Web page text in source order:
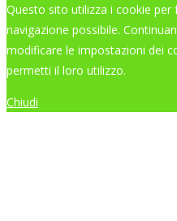
Questo sito utilizza i cookie per
navigazione possibile.
modificare le impostazioni dei
permetti il loro utilizzo.
Chiudi